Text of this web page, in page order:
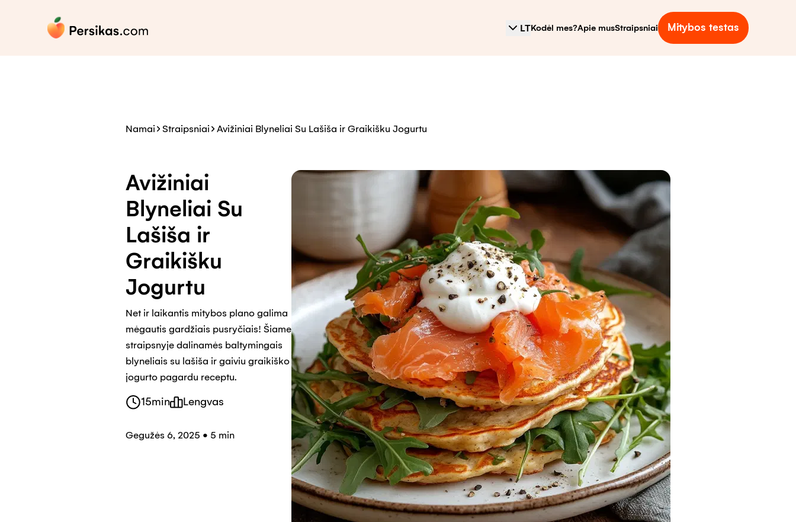
LTKodėl mes?Apie musStraipsniai Mitybos testas
Namai Straipsniai Avižiniai Blyneliai Su Lašiša ir Graikišku Jogurtu
Avižiniai
Blyneliai Su
Lašiša ir
Graikišku
Jogurtu
Net ir laikantis mitybos plano galima
mėgautis gardžiais pusryčiais! Šiame
straipsnyje dalinamės baltymingais
blyneliais su lašiša ir gaiviu graikiško
jogurto pagardu receptu.
15min Lengvas
Gegužės 6, 2025 • 5 min